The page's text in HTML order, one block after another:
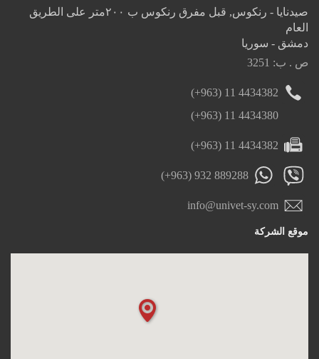
صيدنايا - رنكوس, قبل مفرق رنكوس ب ٢٠٠متر على الطريق
العام
دمشق - سوريا
ص . ب: 3251
(+963) 11 4434382
(+963) 11 4434380
(+963) 11 4434382
(+963) 932 889288
info@univet-sy.com
موقع الشركة